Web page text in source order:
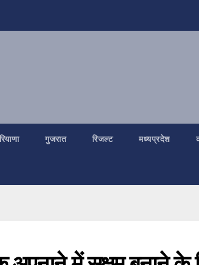
गुजरात रिजल्ट मध्यप्रदेश